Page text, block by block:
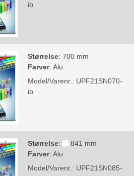
ib
Størrelse:700 mm
Farver:Alu
Model/Varenr.: UPF21SN070-
ib
Størrelse:
841 mm
Farver:Alu
Model/Varenr.: UPF21SN085-